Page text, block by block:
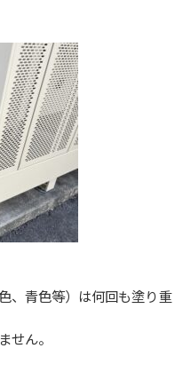
、青色等）は何回も塗り重
せん。